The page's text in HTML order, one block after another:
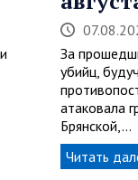
За
убийц,
атаковала
Брянской,…
Читать